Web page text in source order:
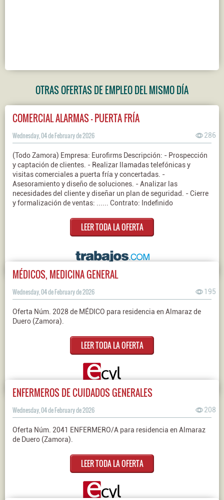
OTRAS OFERTAS DE EMPLEO DEL MISMO DÍA
COMERCIAL ALARMAS - PUERTA FRÍA
Wednesday, 04 de February de 2026 286
(Todo Zamora) Empresa: Eurofirms Descripción: - Prospección
y captación de clientes. - Realizar llamadas telefónicas y
visitas comerciales a puerta fría y concertadas. -
Asesoramiento y diseño de soluciones. - Analizar las
necesidades del cliente y diseñar un plan de seguridad. - Cierre
y formalización de ventas: ...... Contrato: Indefinido
LEER TODA LA OFERTA
MÉDICOS, MEDICINA GENERAL
Wednesday, 04 de February de 2026 195
Oferta Núm. 2028 de MÉDICO para residencia en Almaraz de
Duero (Zamora).
LEER TODA LA OFERTA
ENFERMEROS DE CUIDADOS GENERALES
Wednesday, 04 de February de 2026 208
Oferta Núm. 2041 ENFERMERO/A para residencia en Almaraz
de Duero (Zamora).
LEER TODA LA OFERTA